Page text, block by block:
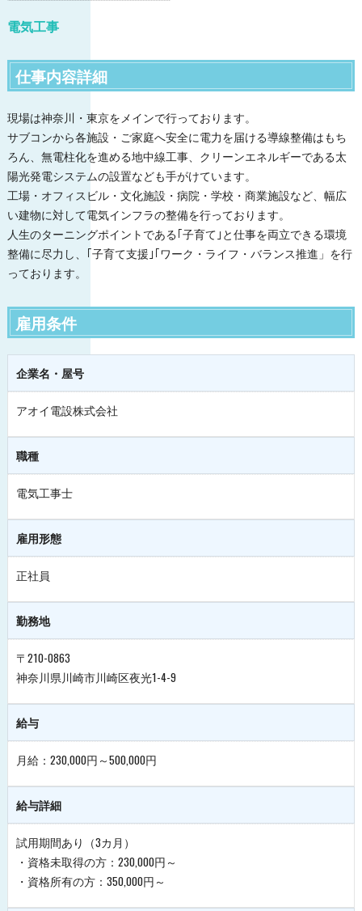
電気工事
仕事内容詳細
現場は神奈川・東京をメインで行っております。
サブコンから各施設・ご家庭へ安全に電力を届ける導線整備はもち
ろん、無電柱化を進める地中線工事、クリーンエネルギーである太
陽光発電システムの設置なども手がけています。
工場・オフィスビル・文化施設・病院・学校・商業施設など、幅広
い建物に対して電気インフラの整備を行っております。
人生のターニングポイントである｢子育て｣と仕事を両立できる環境
整備に尽力し、｢子育て支援｣｢ワーク・ライフ・バランス推進」を行
っております。
雇用条件
企業名・屋号
アオイ電設株式会社
職種
電気工事士
雇用形態
正社員
勤務地
〒210-0863
神奈川県川崎市川崎区夜光1-4-9
給与
月給：230,000円～500,000円
給与詳細
試用期間あり（3カ月）
・資格未取得の方：230,000円～
・資格所有の方：350,000円～